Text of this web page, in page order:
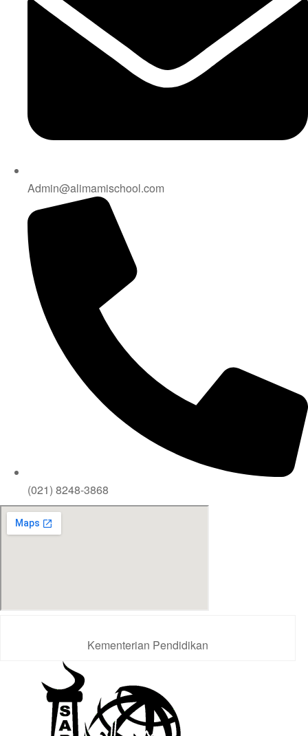
Admin@alimamischool.com
(021) 8248-3868
Kementerian Pendidikan